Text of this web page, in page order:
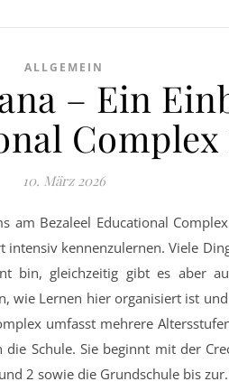
ALLGEMEIN
– Ein
10. März 2026
kennenzulernen. Viele
bin, gleichzeitig gibt es aber
wie Lernen hier organisiert ist
umfasst mehrere
Schule. Sie beginnt mit der
2 sowie die Grundschule bis